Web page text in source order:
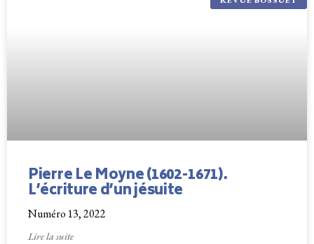
Pierre Le Moyne (1602-1671).
L’écriture d’un jésuite
Numéro 13, 2022
Lire la suite